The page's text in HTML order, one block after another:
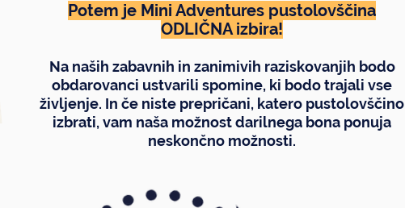
Potem je Mini Adventures pustolovščina
ODLIČNA izbira!
Na naših zabavnih in zanimivih raziskovanjih bodo
obdarovanci ustvarili spomine, ki bodo trajali vse
življenje. In če niste prepričani, katero pustolovščino
izbrati, vam naša možnost darilnega bona ponuja
neskončno možnosti.